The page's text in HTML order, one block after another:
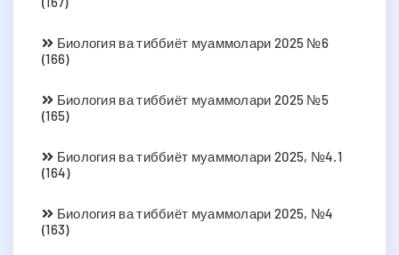
Биология ва тиббиёт муаммолари 2025 №6
(166)
Биология ва тиббиёт муаммолари 2025 №5
(165)
Биология ва тиббиёт муаммолари 2025, №4.1
(164)
Биология ва тиббиёт муаммолари 2025, №4
(163)